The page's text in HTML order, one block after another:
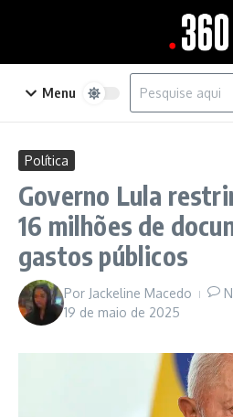
Menu
Procurar por:
Política
Governo Lula
16 milhões de
gastos públicos
Por Jackeline Macedo
19 de maio de 2025